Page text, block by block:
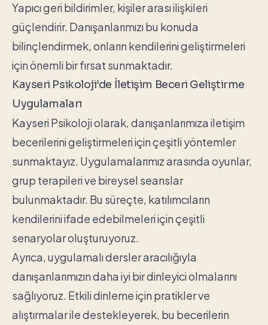
Yapıcı geri bildirimler, kişiler arası ilişkileri
güçlendirir. Danışanlarımızı bu konuda
bilinçlendirmek, onların kendilerini geliştirmeleri
için önemli bir fırsat sunmaktadır.
Kayseri Psikoloji’de İletişim Beceri Geliştirme
Uygulamaları
Kayseri Psikoloji olarak, danışanlarımıza iletişim
becerilerini geliştirmeleri için çeşitli yöntemler
sunmaktayız. Uygulamalarımız arasında oyunlar,
grup terapileri ve bireysel seanslar
bulunmaktadır. Bu süreçte, katılımcıların
kendilerini ifade edebilmeleri için çeşitli
senaryolar oluşturuyoruz.
Ayrıca, uygulamalı dersler aracılığıyla
danışanlarımızın daha iyi bir dinleyici olmalarını
sağlıyoruz. Etkili dinleme için pratikler ve
alıştırmalar ile destekleyerek, bu becerilerin